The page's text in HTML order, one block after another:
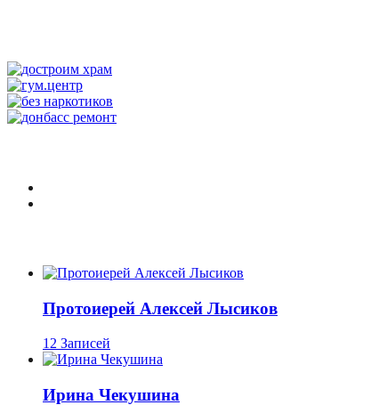
Протоиерей Алексей Лысиков
12 Записей
Ирина Чекушина